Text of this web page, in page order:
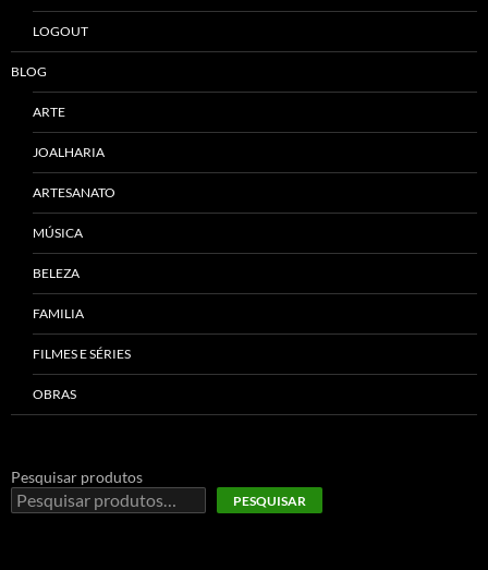
LOGOUT
BLOG
ARTE
JOALHARIA
ARTESANATO
MÚSICA
BELEZA
FAMILIA
FILMES E SÉRIES
OBRAS
Pesquisar produtos
PESQUISAR